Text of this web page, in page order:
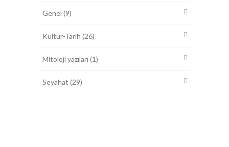
Genel (9)
Kültür-Tarih (26)
Mitoloji yazıları (1)
Seyahat (29)